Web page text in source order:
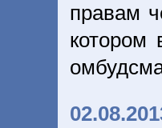
правам
котором